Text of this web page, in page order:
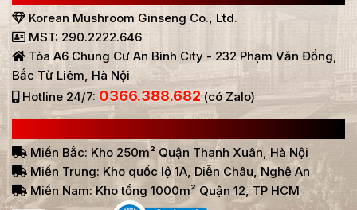
Korean Mushroom Ginseng Co., Ltd.
MST: 290.2222.646
Tòa A6 Chung Cư An Bình City - 232 Phạm Văn Đồng,
Bắc Từ Liêm, Hà Nội
Hotline 24/7: 0366.388.682(có Zalo)
Miền Bắc: Kho 250m² Quận Thanh Xuân, Hà Nội
Miền Trung: Kho quốc lộ 1A, Diễn Châu, Nghệ An
Miền Nam: Kho tổng 1000m² Quận 12, TP HCM